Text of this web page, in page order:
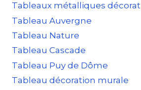
Tableaux métalliques
Tableau Auvergne
Tableau Nature
Tableau Cascade
Tableau Puy de Dôme
Tableau décoration murale